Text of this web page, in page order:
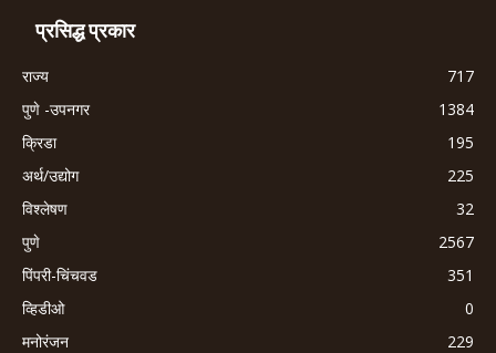
प्रसिद्ध प्रकार
राज्य
717
पुणे -उपनगर
1384
क्रिडा
195
अर्थ/उद्योग
225
विश्लेषण
32
पुणे
2567
पिंपरी-चिंचवड
351
व्हिडीओ
0
मनोरंजन
229